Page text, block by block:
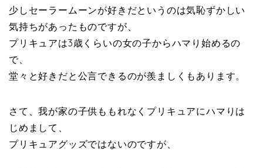
少しセーラームーンが好きだというのは気恥ずかしい
気持ちがあったものですが、
プリキュアは3歳くらいの女の子からハマり始めるの
で、
堂々と好きだと公言できるのが羨ましくもあります。
さて、我が家の子供ももれなくプリキュアにハマりは
じめまして、
プリキュアグッズではないのですが、